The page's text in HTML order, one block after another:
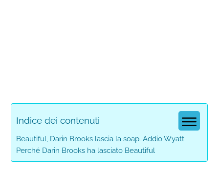
Indice dei contenuti
Beautiful, Darin Brooks lascia la soap. Addio Wyatt
Perché Darin Brooks ha lasciato Beautiful